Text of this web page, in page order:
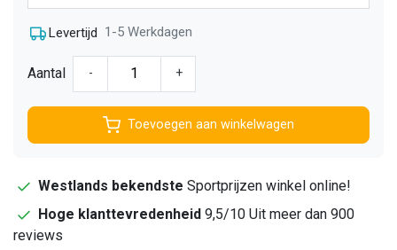
Levertijd 1-5 Werkdagen
Aantal - +
Toevoegen aan winkelwagen
Westlands bekendste Sportprijzen winkel online!
Hoge klanttevredenheid 9,5/10 Uit meer dan 900
reviews